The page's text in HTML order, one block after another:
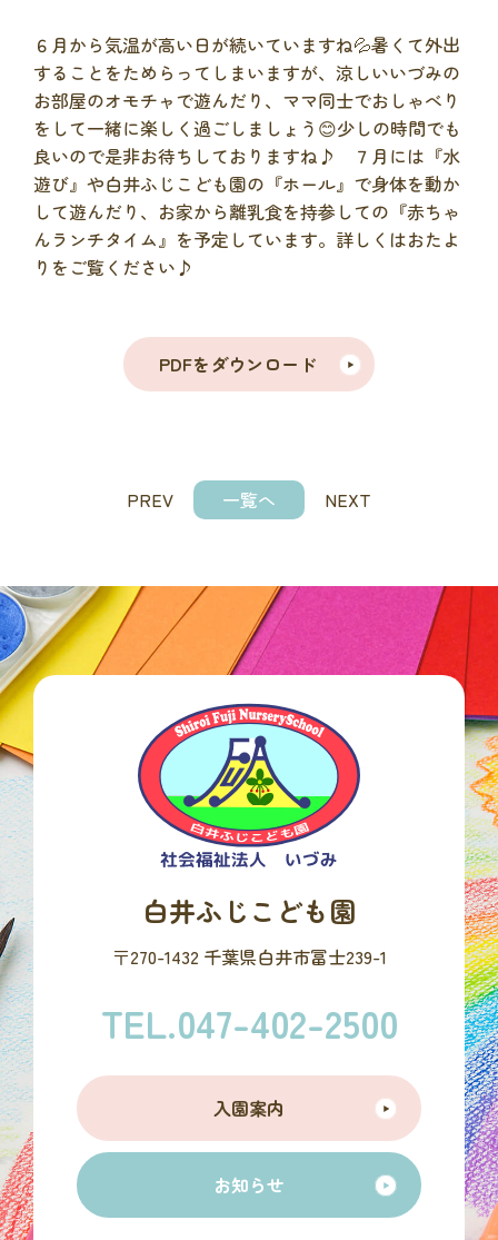
６月から気温が高い日が続いていますね💦暑くて外出
することをためらってしまいますが、涼しいいづみの
お部屋のオモチャで遊んだり、ママ同士でおしゃべり
をして一緒に楽しく過ごしましょう😊少しの時間でも
良いので是非お待ちしておりますね♪ ７月には『水
遊び』や白井ふじこども園の『ホール』で身体を動か
して遊んだり、お家から離乳食を持参しての『赤ちゃ
んランチタイム』を予定しています。詳しくはおたよ
りをご覧ください♪
PDFをダウンロード
PREV 一覧へ NEXT
白井ふじこども園
〒270-1432 千葉県白井市冨士239-1
TEL.047-402-2500
入園案内
お知らせ